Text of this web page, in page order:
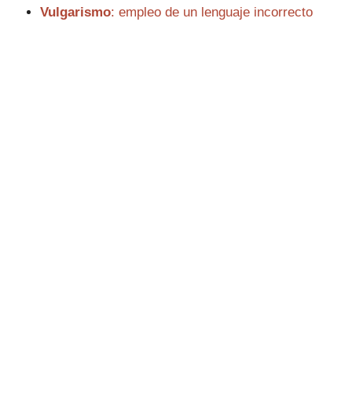
Vulgarismo: empleo de un lenguaje incorrecto